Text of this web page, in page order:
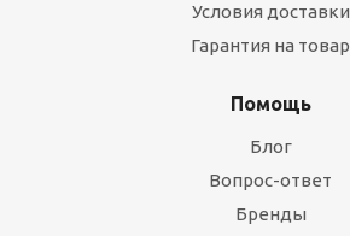
Условия доставки
Гарантия на товар
Помощь
Блог
Вопрос-ответ
Бренды